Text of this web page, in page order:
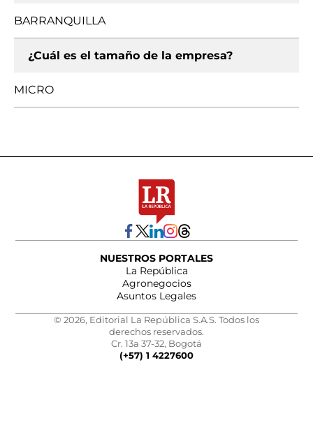
BARRANQUILLA
¿Cuál es el tamaño de la empresa?
MICRO
NUESTROS PORTALES
La República
Agronegocios
Asuntos Legales
© 2026, Editorial La República S.A.S. Todos los
derechos reservados.
Cr. 13a 37-32, Bogotá
(+57) 1 4227600